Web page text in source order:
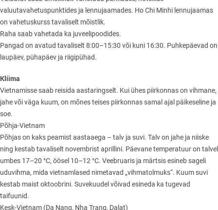
valuutavahetuspunktides ja lennujaamades. Ho Chi Minhi lennujaamas
on vahetuskurss tavaliselt mõistlik.
Raha saab vahetada ka juveelipoodides.
Pangad on avatud tavaliselt 8:00–15:30 või kuni 16:30. Puhkepäevad on
laupäev, pühapäev ja riigipühad.
Kliima
Vietnamisse saab reisida aastaringselt. Kui ühes piirkonnas on vihmane,
jahe või väga kuum, on mõnes teises piirkonnas samal ajal päikeseline ja
soe.
Põhja-Vietnam
Põhjas on kaks peamist aastaaega – talv ja suvi. Talv on jahe ja niiske
ning kestab tavaliselt novembrist aprillini. Päevane temperatuur on talvel
umbes 17–20 °C, öösel 10–12 °C. Veebruaris ja märtsis esineb sageli
uduvihma, mida vietnamlased nimetavad „vihmatolmuks“. Kuum suvi
kestab maist oktoobrini. Suvekuudel võivad esineda ka tugevad
taifuunid.
Kesk-Vietnam (Da Nang, Nha Trang, Dalat)